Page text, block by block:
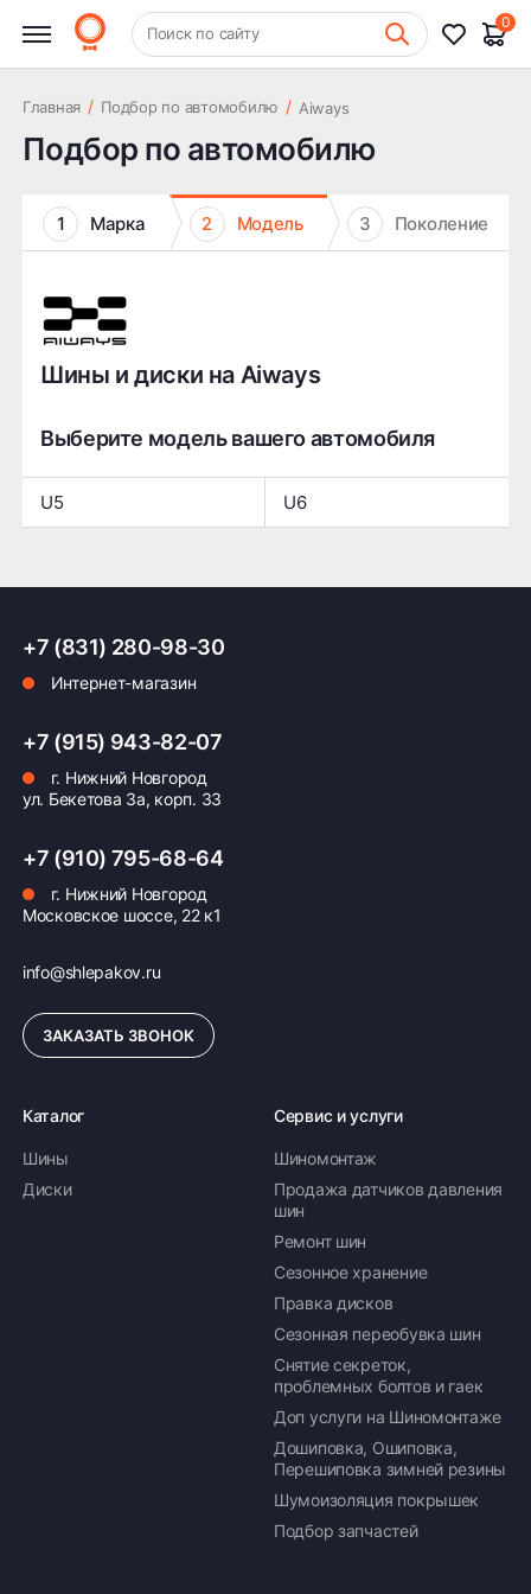
+7 (831) 261-35-35 Шиномонтаж
Поиск по сайту
0
Главная / Подбор по автомобилю / Aiways
Подбор по автомобилю
1 Марка 2 Модель 3 Поколение
Шины и диски на Aiways
Выберите модель вашего автомобиля
U5 U6
+7 (831) 280-98-30
Интернет-магазин
+7 (915) 943-82-07
г. Нижний Новгород
ул. Бекетова 3а, корп. 33
+7 (910) 795-68-64
г. Нижний Новгород
Московское шоссе, 22 к1
info@shlepakov.ru
ЗАКАЗАТЬ ЗВОНОК
Каталог
Шины
Диски
Сервис и услуги
Шиномонтаж
Продажа датчиков давления
шин
Ремонт шин
Сезонное хранение
Правка дисков
Сезонная переобувка шин
Снятие секреток,
проблемных болтов и гаек
Доп услуги на Шиномонтаже
Дошиповка, Ошиповка,
Перешиповка зимней резины
Шумоизоляция покрышек
Подбор запчастей